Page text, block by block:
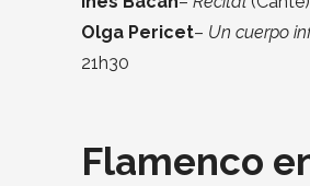
Olga Pericet– Un cuerpo
21h30
Flamenco